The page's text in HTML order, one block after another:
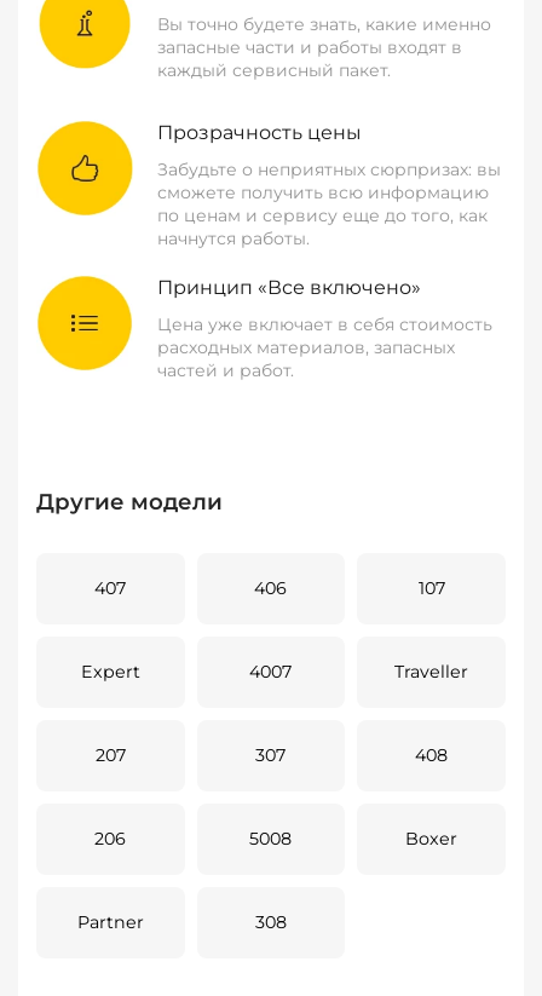
Вы точно будете знать, какие именно
запасные части и работы входят в
каждый сервисный пакет.
Прозрачность цены
Забудьте о неприятных сюрпризах: вы
сможете получить всю информацию
по ценам и сервису еще до того, как
начнутся работы.
Принцип «Все включено»
Цена уже включает в себя стоимость
расходных материалов, запасных
частей и работ.
Другие модели
407 406 107
Expert 4007 Traveller
207 307 408
206 5008 Boxer
Partner 308